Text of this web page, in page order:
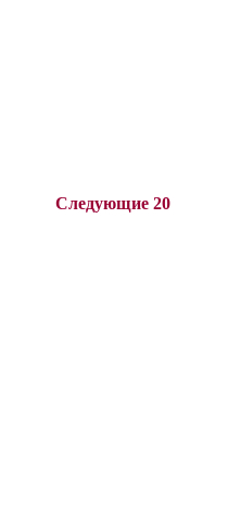
Следующие 20